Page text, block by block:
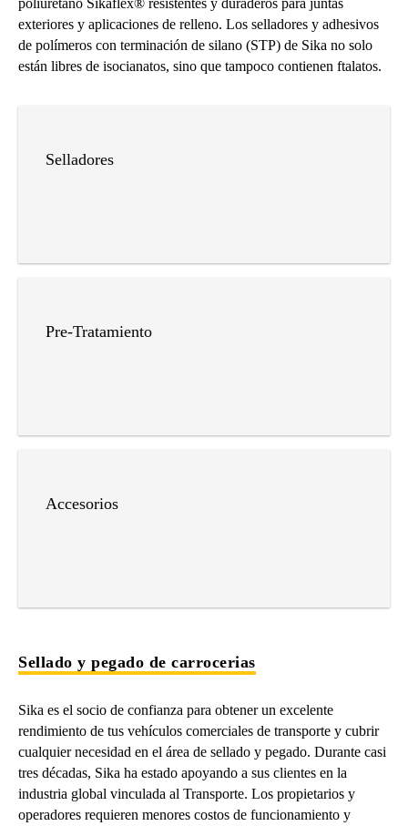
poliuretano Sikaflex® resistentes y duraderos para juntas
exteriores y aplicaciones de relleno. Los selladores y adhesivos
de polímeros con terminación de silano (STP) de Sika no solo
están libres de isocianatos, sino que tampoco contienen ftalatos.
Selladores
Pre-Tratamiento
Accesorios
Sellado y pegado de carrocerias
Sika es el socio de confianza para obtener un excelente
rendimiento de tus vehículos comerciales de transporte y cubrir
cualquier necesidad en el área de sellado y pegado. Durante casi
tres décadas, Sika ha estado apoyando a sus clientes en la
industria global vinculada al Transporte. Los propietarios y
operadores requieren menores costos de funcionamiento y